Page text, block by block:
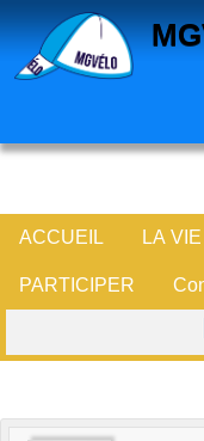
ACCUEIL LA
PARTICIPER
Panneau de gestion